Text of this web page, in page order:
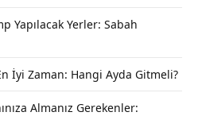
Yapılacak Yerler: Sabah
İyi Zaman: Hangi Ayda Gitmeli?
Almanız Gerekenler: